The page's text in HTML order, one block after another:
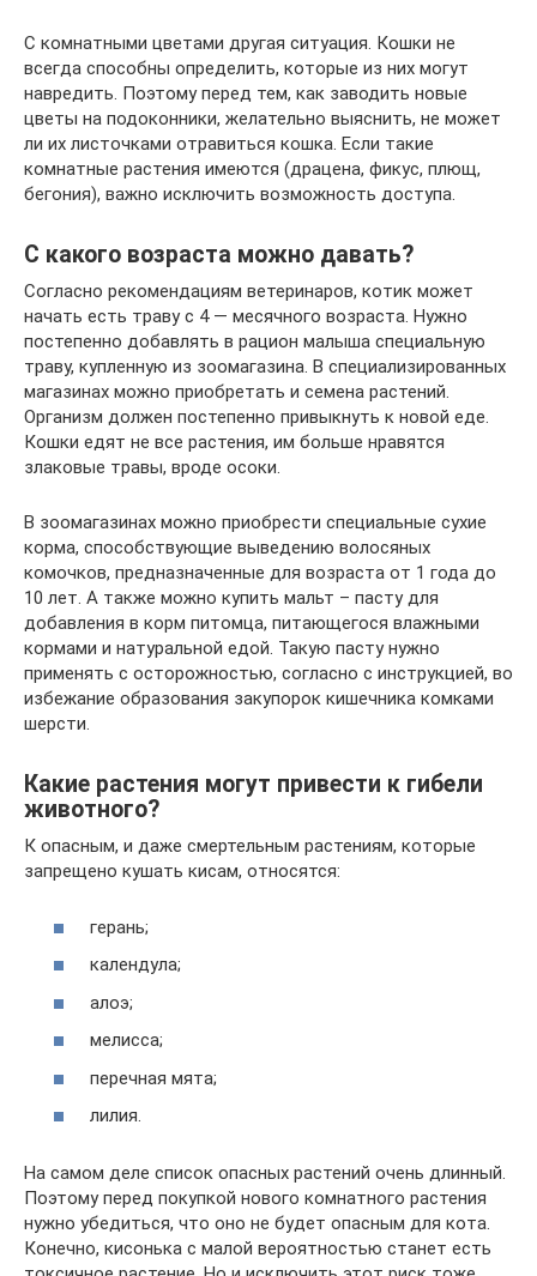
С комнатными цветами другая ситуация. Кошки не
всегда способны определить, которые из них могут
навредить. Поэтому перед тем, как заводить новые
цветы на подоконники, желательно выяснить, не может
ли их листочками отравиться кошка. Если такие
комнатные растения имеются (драцена, фикус, плющ,
бегония), важно исключить возможность доступа.
С какого возраста можно давать?
Согласно рекомендациям ветеринаров, котик может
начать есть траву с 4 — месячного возраста. Нужно
постепенно добавлять в рацион малыша специальную
траву, купленную из зоомагазина. В специализированных
магазинах можно приобретать и семена растений.
Организм должен постепенно привыкнуть к новой еде.
Кошки едят не все растения, им больше нравятся
злаковые травы, вроде осоки.
В зоомагазинах можно приобрести специальные сухие
корма, способствующие выведению волосяных
комочков, предназначенные для возраста от 1 года до
10 лет. А также можно купить мальт – пасту для
добавления в корм питомца, питающегося влажными
кормами и натуральной едой. Такую пасту нужно
применять с осторожностью, согласно с инструкцией, во
избежание образования закупорок кишечника комками
шерсти.
Какие растения могут привести к гибели
животного?
К опасным, и даже смертельным растениям, которые
запрещено кушать кисам, относятся:
герань;
календула;
алоэ;
мелисса;
перечная мята;
лилия.
На самом деле список опасных растений очень длинный.
Поэтому перед покупкой нового комнатного растения
нужно убедиться, что оно не будет опасным для кота.
Конечно, кисонька с малой вероятностью станет есть